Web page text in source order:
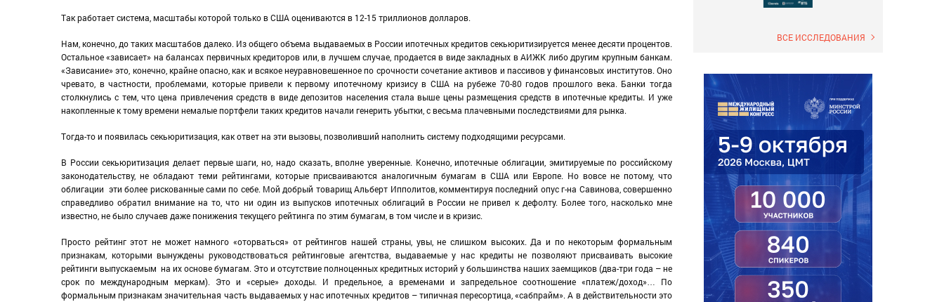
Так работает система, масштабы которой только в США оцениваются в 12-15 триллионов долларов.
Нам, конечно, до таких масштабов далеко. Из общего объема выдаваемых в России ипотечных кредитов секьюритизируется менее десяти процентов.
Остальное «зависает» на балансах первичных кредиторов или, в лучшем случае, продается в виде закладных в АИЖК либо другим крупным банкам.
«Зависание» это, конечно, крайне опасно, как и всякое неуравновешенное по срочности сочетание активов и пассивов у финансовых институтов. Оно
чревато, в частности, проблемами, которые привели к первому ипотечному кризису в США на рубеже 70-80 годов прошлого века. Банки тогда
столкнулись с тем, что цена привлечения средств в виде депозитов населения стала выше цены размещения средств в ипотечные кредиты. И уже
накопленные к тому времени немалые портфели таких кредитов начали генерить убытки, с весьма плачевными последствиями для рынка.
Тогда-то и появилась секьюритизация, как ответ на эти вызовы, позволивший наполнить систему подходящими ресурсами.
В России секьюритизация делает первые шаги, но, надо сказать, вполне уверенные. Конечно, ипотечные облигации, эмитируемые по российскому
законодательству, не обладают теми рейтингами, которые присваиваются аналогичным бумагам в США или Европе. Но вовсе не потому, что
облигации эти более рискованные сами по себе. Мой добрый товарищ Альберт Ипполитов, комментируя последний опус г-на Савинова, совершенно
справедливо обратил внимание на то, что ни один из выпусков ипотечных облигаций в России не привел к дефолту. Более того, насколько мне
известно, не было случаев даже понижения текущего рейтинга по этим бумагам, в том числе и в кризис.
Просто рейтинг этот не может намного «оторваться» от рейтингов нашей страны, увы, не слишком высоких. Да и по некоторым формальным
признакам, которыми вынуждены руководствоваться рейтинговые агентства, выдаваемые у нас кредиты не позволяют присваивать высокие
рейтинги выпускаемым на их основе бумагам. Это и отсутствие полноценных кредитных историй у большинства наших заемщиков (два-три года – не
срок по международным меркам). Это и «серые» доходы. И предельное, а временами и запредельное соотношение «платеж/доход»… По
формальным признакам значительная часть выдаваемых у нас ипотечных кредитов – типичная пересортица, «сабпрайм». А в действительности это
ВСЕ ИССЛЕДОВАНИЯ